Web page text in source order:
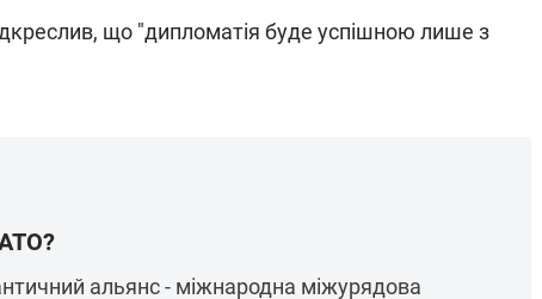
що "дипломатія буде успішною лише з
альянс - міжнародна міжурядова